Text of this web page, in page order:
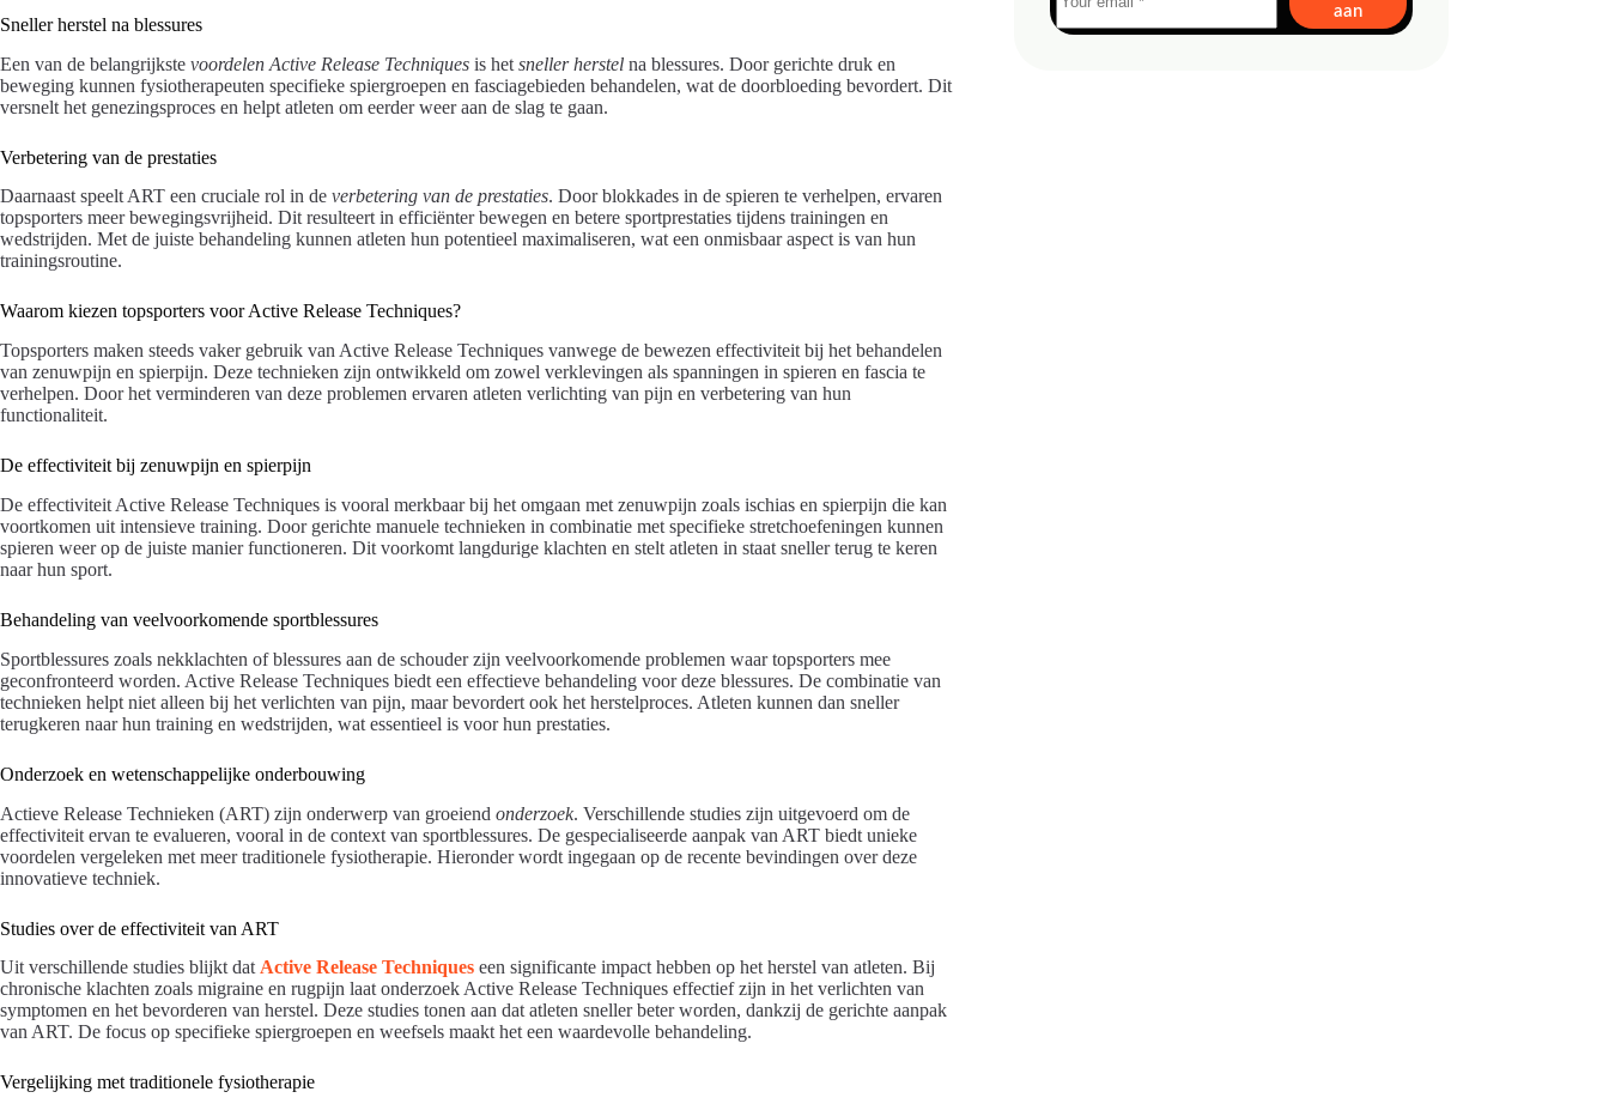
Sneller herstel na blessures
Een van de belangrijkste voordelen Active Release Techniques is het sneller herstel na blessures. Door gerichte druk en
beweging kunnen fysiotherapeuten specifieke spiergroepen en fasciagebieden behandelen, wat de doorbloeding bevordert. Dit
versnelt het genezingsproces en helpt atleten om eerder weer aan de slag te gaan.
Verbetering van de prestaties
Daarnaast speelt ART een cruciale rol in de verbetering van de prestaties. Door blokkades in de spieren te verhelpen, ervaren
topsporters meer bewegingsvrijheid. Dit resulteert in efficiënter bewegen en betere sportprestaties tijdens trainingen en
wedstrijden. Met de juiste behandeling kunnen atleten hun potentieel maximaliseren, wat een onmisbaar aspect is van hun
trainingsroutine.
Waarom kiezen topsporters voor Active Release Techniques?
Topsporters maken steeds vaker gebruik van Active Release Techniques vanwege de bewezen effectiviteit bij het behandelen
van zenuwpijn en spierpijn. Deze technieken zijn ontwikkeld om zowel verklevingen als spanningen in spieren en fascia te
verhelpen. Door het verminderen van deze problemen ervaren atleten verlichting van pijn en verbetering van hun
functionaliteit.
De effectiviteit bij zenuwpijn en spierpijn
De effectiviteit Active Release Techniques is vooral merkbaar bij het omgaan met zenuwpijn zoals ischias en spierpijn die kan
voortkomen uit intensieve training. Door gerichte manuele technieken in combinatie met specifieke stretchoefeningen kunnen
spieren weer op de juiste manier functioneren. Dit voorkomt langdurige klachten en stelt atleten in staat sneller terug te keren
naar hun sport.
Behandeling van veelvoorkomende sportblessures
Sportblessures zoals nekklachten of blessures aan de schouder zijn veelvoorkomende problemen waar topsporters mee
geconfronteerd worden. Active Release Techniques biedt een effectieve behandeling voor deze blessures. De combinatie van
technieken helpt niet alleen bij het verlichten van pijn, maar bevordert ook het herstelproces. Atleten kunnen dan sneller
terugkeren naar hun training en wedstrijden, wat essentieel is voor hun prestaties.
Onderzoek en wetenschappelijke onderbouwing
Actieve Release Technieken (ART) zijn onderwerp van groeiend onderzoek. Verschillende studies zijn uitgevoerd om de
effectiviteit ervan te evalueren, vooral in de context van sportblessures. De gespecialiseerde aanpak van ART biedt unieke
voordelen vergeleken met meer traditionele fysiotherapie. Hieronder wordt ingegaan op de recente bevindingen over deze
innovatieve techniek.
Studies over de effectiviteit van ART
Uit verschillende studies blijkt dat Active Release Techniques een significante impact hebben op het herstel van atleten. Bij
chronische klachten zoals migraine en rugpijn laat onderzoek Active Release Techniques effectief zijn in het verlichten van
symptomen en het bevorderen van herstel. Deze studies tonen aan dat atleten sneller beter worden, dankzij de gerichte aanpak
van ART. De focus op specifieke spiergroepen en weefsels maakt het een waardevolle behandeling.
Vergelijking met traditionele fysiotherapie
aan